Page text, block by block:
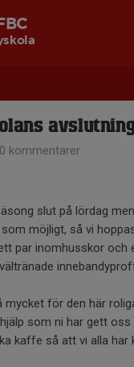
0 kommentarer
slut på lördag
möjligt, så vi
par inomhusskor och
mycket för den här
som ni har gett oss
kaffe så att vi alla har